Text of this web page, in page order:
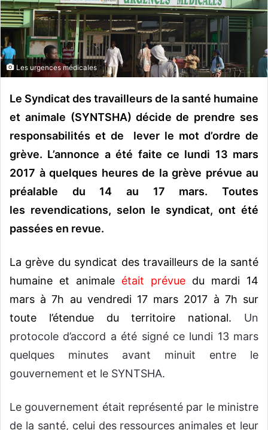
n
c
o
r
i
l
Les urgences médicales
Le Syndicat des travailleurs de la santé humaine
et animale (SYNTSHA) décide de prendre ses
responsabilités et de lever le mot d’ordre de
grève. L’annonce a été faite ce lundi 13 mars
2017 à quelques heures de la grève prévue au
préalable du 14 au 17 mars. Toutes
les revendications, selon le syndicat, ont été
passées en revue.
La grève du syndicat des travailleurs de la santé
humaine et animale était prévue du mardi 14
mars à 7h au vendredi 17 mars 2017 à 7h sur
toute l’étendue du territoire national. Un
protocole d’accord a été signé ce lundi 13 mars
quelques minutes avant minuit entre le
gouvernement et le SYNTSHA.
Le gouvernement était représenté par le ministre
de la santé, celui des ressources animales et leur